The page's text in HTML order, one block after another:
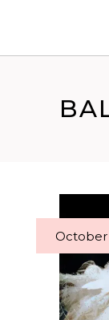
October